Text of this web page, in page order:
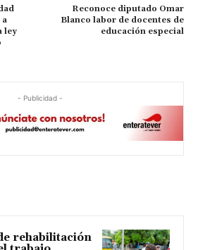
a
ley
Reconoce diputado Omar
Blanco labor de docentes de
educación especial
- Publicidad -
rehabilitación